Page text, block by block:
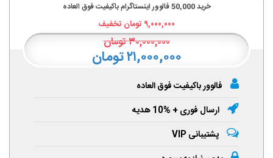
خرید50,000فالوور اینستاگرام باکیفیت فوق العاده
۹,۰۰۰,۰۰۰ تومان تخفیف
۳۰,۰۰۰,۰۰۰تومان
۲۱,۰۰۰,۰۰۰ تومان
فالوور باکیفیت فوق العاده
ارسال فوری + %10 هدیه
پشتیبانی VIP